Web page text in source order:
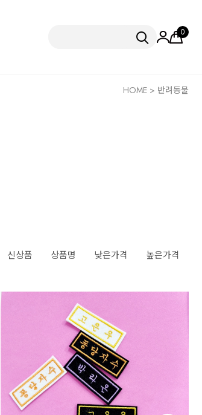
0
HOME > 반려동물
신상품 상품명 낮은가격 높은가격